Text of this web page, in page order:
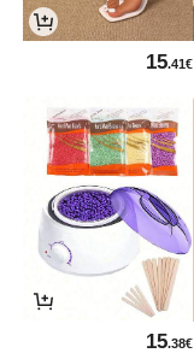
15.41€
15.38€